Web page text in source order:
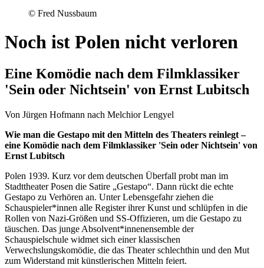
© Fred Nussbaum
Noch ist Polen nicht verloren
Eine Komödie nach dem Filmklassiker
'Sein oder Nichtsein' von Ernst Lubitsch
Von Jürgen Hofmann nach Melchior Lengyel
Wie man die Gestapo mit den Mitteln des Theaters reinlegt –
eine Komödie nach dem Filmklassiker 'Sein oder Nichtsein' von
Ernst Lubitsch
Polen 1939. Kurz vor dem deutschen Überfall probt man im
Stadttheater Posen die Satire „Gestapo“. Dann rückt die echte
Gestapo zu Verhören an. Unter Lebensgefahr ziehen die
Schauspieler*innen alle Register ihrer Kunst und schlüpfen in die
Rollen von Nazi-Größen und SS-Offizieren, um die Gestapo zu
täuschen. Das junge Absolvent*innenensemble der
Schauspielschule widmet sich einer klassischen
Verwechslungskomödie, die das Theater schlechthin und den Mut
zum Widerstand mit künstlerischen Mitteln feiert.